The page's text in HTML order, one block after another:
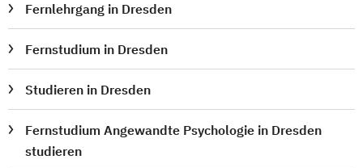
Fernlehrgang in Dresden
Fernstudium in Dresden
Studieren in Dresden
Fernstudium Angewandte Psychologie in Dresden
studieren